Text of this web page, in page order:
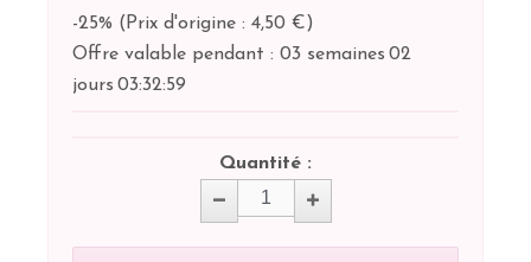
-25% ( Prix d'origine : 4,50 €)
Offre valable pendant : 03 semaines 02
jours 03:32:59
Quantité :